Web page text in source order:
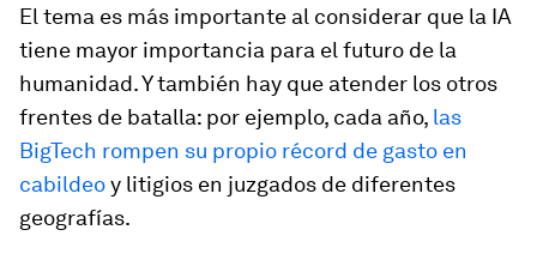
El tema es más importante al considerar que la IA
tiene mayor importancia para el futuro de la
humanidad. Y también hay que atender los otros
frentes de batalla: por ejemplo, cada año, las
BigTech rompen su propio récord de gasto en
cabildeoy litigios en juzgados de diferentes
geografías.